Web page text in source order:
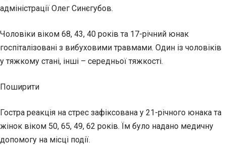
адміністрації Олег Синєгубов.
Чоловіки віком 68, 43, 40 років та 17-річний юнак
госпіталізовані з вибуховими травмами. Один із чоловіків
у тяжкому стані, інші – середньої тяжкості.
Поширити
Гостра реакція на стрес зафіксована у 21-річного юнака та
жінок віком 50, 65, 49, 62 років. Їм було надано медичну
допомогу на місці події.